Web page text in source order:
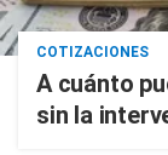
COTIZACIONES
A cuánto
sin la